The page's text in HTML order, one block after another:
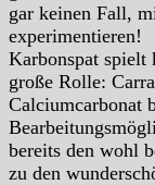
gar keinen Fall,
experimentieren!
Karbonspat spielt
große Rolle:
Calciumcarbonat
bereits den wohl
zu den